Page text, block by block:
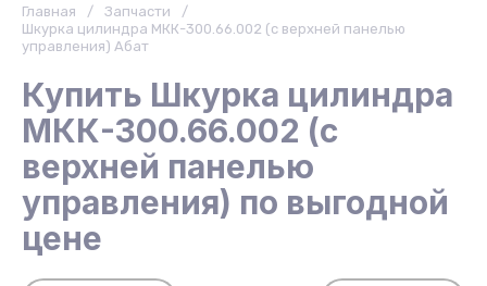
Главная / Запчасти
/
Шкурка цилиндра МКК-300.66.002 (с верхней панелью
управления) Абат
Купить Шкурка цилиндра
МКК-300.66.002 (с
верхней панелью
управления) по выгодной
цене